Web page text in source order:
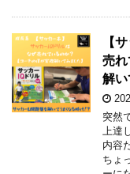
【
売
解い
突然
上達
内容
ちょ